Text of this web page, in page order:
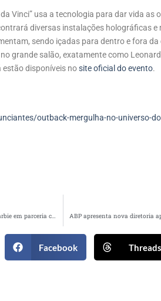
Vinci” usa a tecnologia para dar vida as
diversas instalações holográficas e
sendo içadas para dentro e fora da
grande salão, exatamente como
disponíveis nosite oficial do evento.
outback-mergulha-no-universo-
Bradesco embarca no Mundo Barbie em parceria com a cantora Kelly Key
Facebook Threads